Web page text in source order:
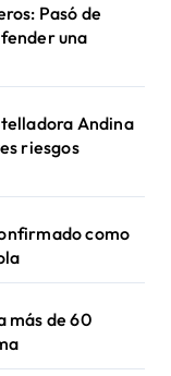
Pasó de
una
Andina
riesgos
como
más de 60